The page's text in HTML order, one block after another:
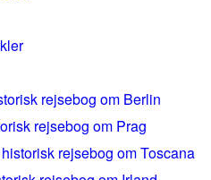
rejsebog om Berlin
rejsebog om Prag
rejsebog om Toscana